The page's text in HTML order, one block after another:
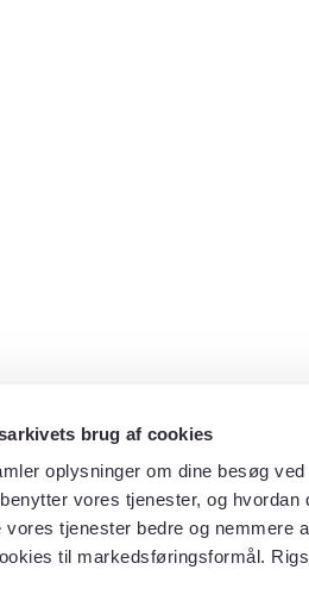
brug af cookies
oplysninger om dine besøg
vores tjenester, og
vores tjenester bedre og nemmere
til markedsføringsformål.